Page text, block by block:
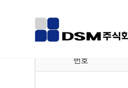
고객센터
공지사항
공지사항
번호